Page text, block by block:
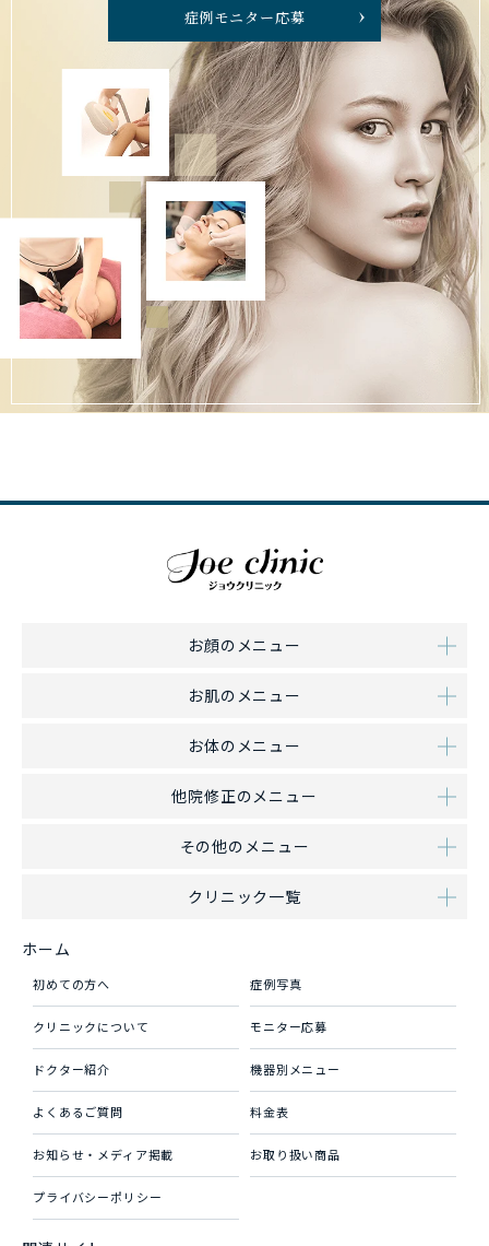
症例モニター応募
お顔のメニュー
お肌のメニュー
お体のメニュー
他院修正のメニュー
その他のメニュー
クリニック一覧
ホーム
初めての方へ 症例写真
クリニックについて モニター応募
ドクター紹介 機器別メニュー
よくあるご質問 料金表
お知らせ・メディア掲載 お取り扱い商品
プライバシーポリシー